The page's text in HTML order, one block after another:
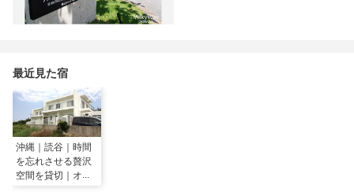
最近見た宿
沖縄｜読谷｜時間
を忘れさせる贅沢
空間を貸切｜オー